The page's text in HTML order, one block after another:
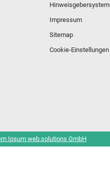
Hinweisgebersystem
Impressum
Sitemap
Cookie-Einstellungen
Ipsum web.solutions GmbH